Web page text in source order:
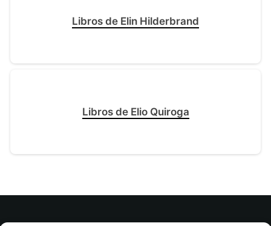
Libros de Elin Hilderbrand
Libros de Elio Quiroga